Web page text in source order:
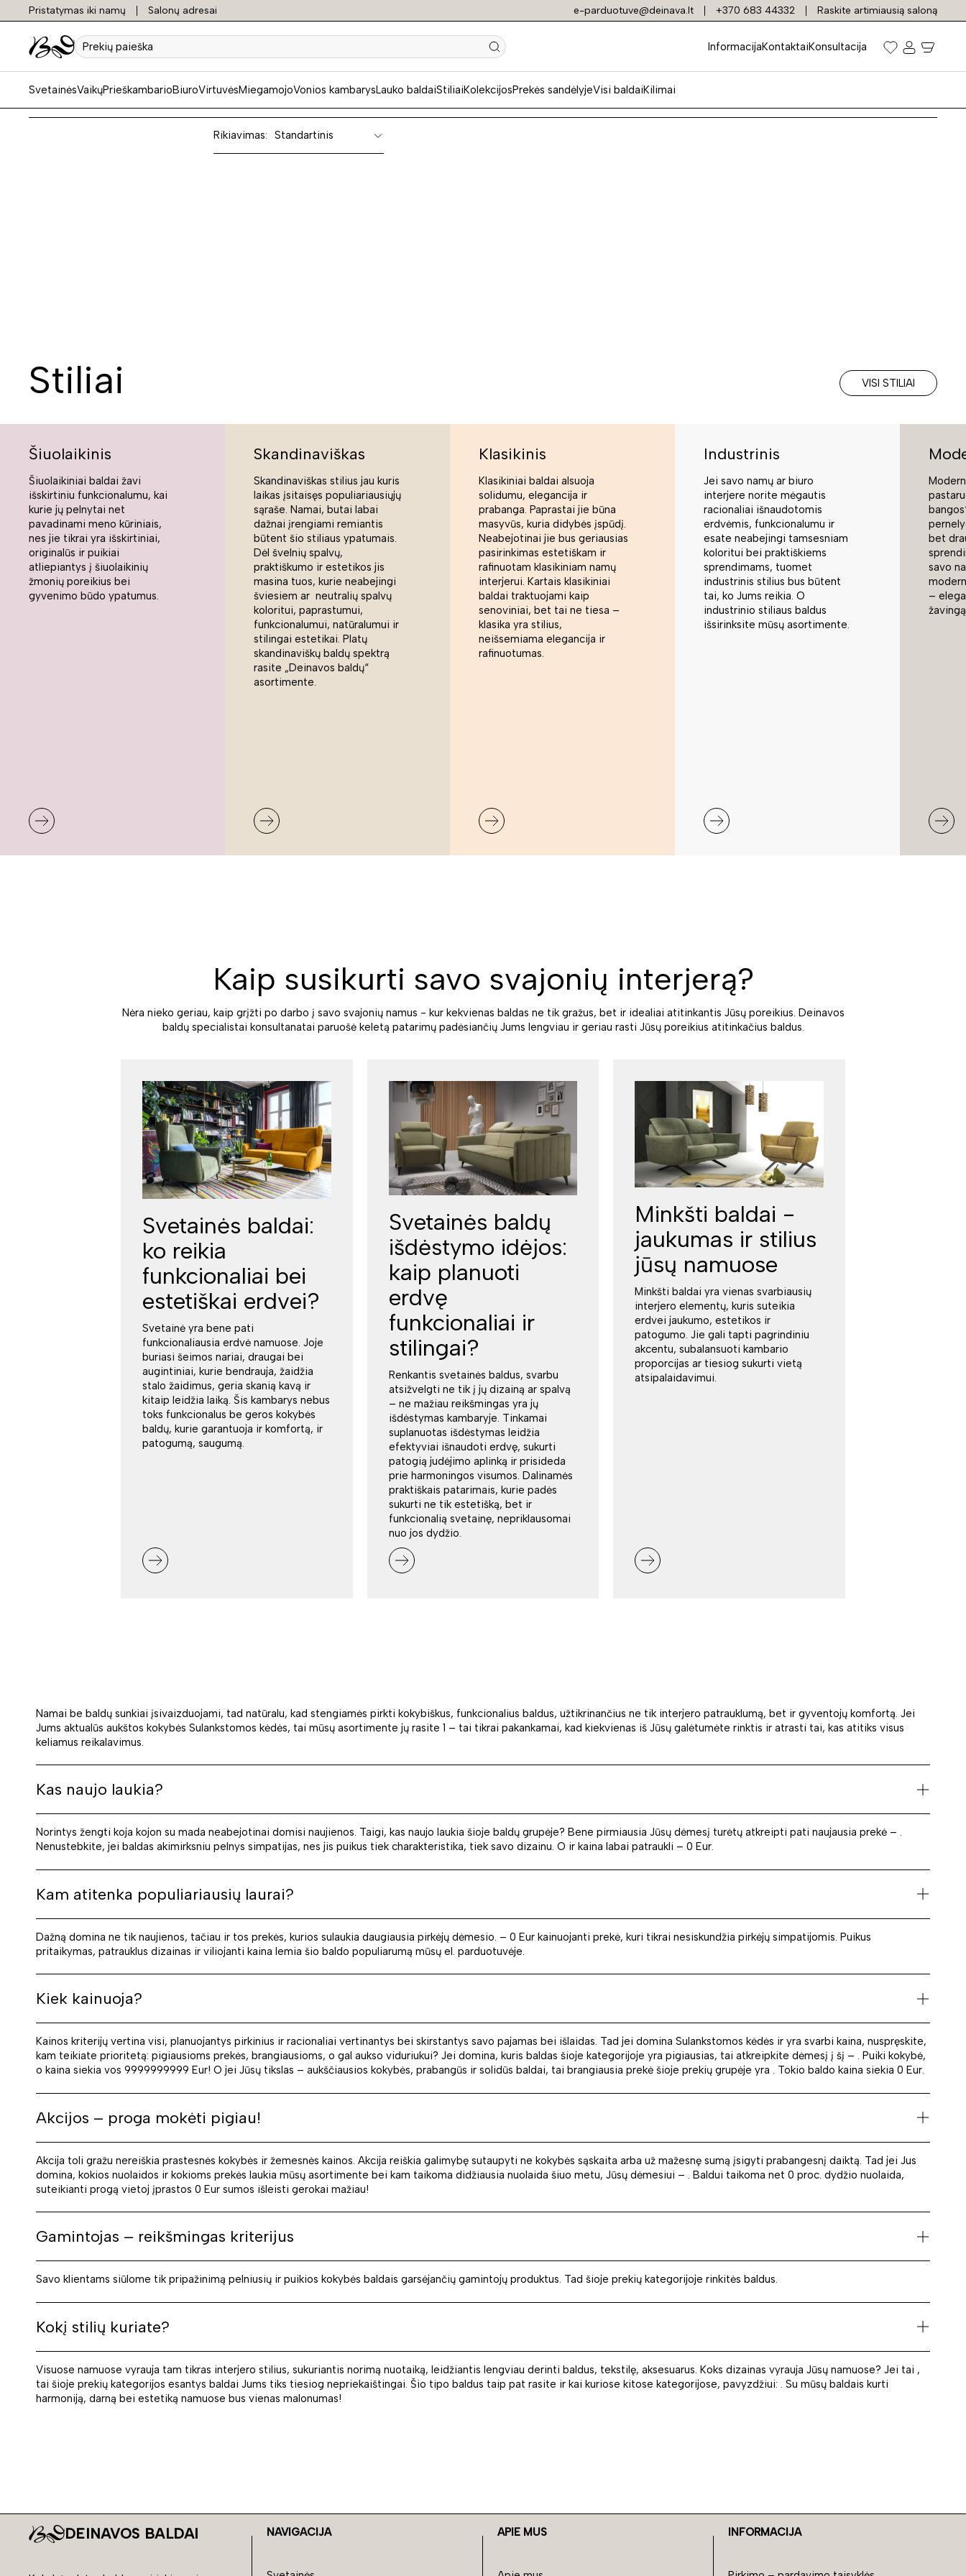
Pristatymas iki namų Salonų adresai e-parduotuve@deinava.lt +370 683 44332 Raskite artimiausią saloną
Prekių
paieška
InformacijaKontaktaiKonsultacija
SvetainėsVaikųPrieškambarioBiuroVirtuvėsMiegamojoVonios kambarysLauko baldaiStiliaiKolekcijosPrekės sandėlyjeVisi baldaiKilimai
Sulankstomos kėdės
Rikiavimas: Standartinis
Stiliai VISI STILIAI
Šiuolaikinis
Šiuolaikiniai baldai žavi
išskirtiniu funkcionalumu, kai
kurie jų pelnytai net
pavadinami meno kūriniais,
nes jie tikrai yra išskirtiniai,
originalūs ir puikiai
atliepiantys į šiuolaikinių
žmonių poreikius bei
gyvenimo būdo ypatumus.
Skandinaviškas
Skandinaviškas stilius jau kuris
laikas įsitaisęs populiariausiųjų
sąraše. Namai, butai labai
dažnai įrengiami remiantis
būtent šio stiliaus ypatumais.
Dėl švelnių spalvų,
praktiškumo ir estetikos jis
masina tuos, kurie neabejingi
šviesiem ar neutralių spalvų
koloritui, paprastumui,
funkcionalumui, natūralumui ir
stilingai estetikai. Platų
skandinaviškų baldų spektrą
rasite „Deinavos baldų“
asortimente.
Klasikinis
Klasikiniai baldai alsuoja
solidumu, elegancija ir
prabanga. Paprastai jie būna
masyvūs, kuria didybės įspūdį.
Neabejotinai jie bus geriausias
pasirinkimas estetiškam ir
rafinuotam klasikiniam namų
interjerui. Kartais klasikiniai
baldai traktuojami kaip
senoviniai, bet tai ne tiesa –
klasika yra stilius,
neišsemiama elegancija ir
rafinuotumas.
Industrinis
Jei savo namų ar biuro
interjere norite mėgautis
racionaliai išnaudotomis
erdvėmis, funkcionalumu ir
esate neabejingi tamsesniam
koloritui bei praktiškiems
sprendimams, tuomet
industrinis stilius bus būtent
tai, ko Jums reikia. O
industrinio stiliaus baldus
išsirinksite mūsų asortimente.
bet
savo
–
Kaip susikurti savo svajonių interjerą?
Nėra nieko geriau, kaip grįžti po darbo į savo svajonių namus - kur kekvienas baldas ne tik gražus, bet ir idealiai atitinkantis Jūsų poreikius. Deinavos
baldų specialistai konsultanatai paruošė keletą patarimų padėsiančių Jums lengviau ir geriau rasti Jūsų poreikius atitinkačius baldus.
Svetainės baldai:
ko reikia
funkcionaliai bei
estetiškai erdvei?
Svetainė yra bene pati
funkcionaliausia erdvė namuose. Joje
buriasi šeimos nariai, draugai bei
augintiniai, kurie bendrauja, žaidžia
stalo žaidimus, geria skanią kavą ir
kitaip leidžia laiką. Šis kambarys nebus
toks funkcionalus be geros kokybės
baldų, kurie garantuoja ir komfortą, ir
patogumą, saugumą.
Svetainės baldų
išdėstymo idėjos:
kaip planuoti
erdvę
funkcionaliai ir
stilingai?
Renkantis svetainės baldus, svarbu
atsižvelgti ne tik į jų dizainą ar spalvą
– ne mažiau reikšmingas yra jų
išdėstymas kambaryje. Tinkamai
suplanuotas išdėstymas leidžia
efektyviai išnaudoti erdvę, sukurti
patogią judėjimo aplinką ir prisideda
prie harmoningos visumos. Dalinamės
praktiškais patarimais, kurie padės
sukurti ne tik estetišką, bet ir
funkcionalią svetainę, nepriklausomai
nuo jos dydžio.
Minkšti baldai -
jaukumas ir stilius
jūsų namuose
Minkšti baldai yra vienas svarbiausių
interjero elementų, kuris suteikia
erdvei jaukumo, estetikos ir
patogumo. Jie gali tapti pagrindiniu
akcentu, subalansuoti kambario
proporcijas ar tiesiog sukurti vietą
atsipalaidavimui.
Namai be baldų sunkiai įsivaizduojami, tad natūralu, kad stengiamės pirkti kokybiškus, funkcionalius baldus, užtikrinančius ne tik interjero patrauklumą, bet ir gyventojų komfortą. Jei
Jums aktualūs aukštos kokybės Sulankstomos kėdės, tai mūsų asortimente jų rasite 1 – tai tikrai pakankamai, kad kiekvienas iš Jūsų galėtumėte rinktis ir atrasti tai, kas atitiks visus
keliamus reikalavimus.
Kas naujo laukia?
Norintys žengti koja kojon su mada neabejotinai domisi naujienos. Taigi, kas naujo laukia šioje baldų grupėje? Bene pirmiausia Jūsų dėmesį turėtų atkreipti pati naujausia prekė – .
Nenustebkite, jei baldas akimirksniu pelnys simpatijas, nes jis puikus tiek charakteristika, tiek savo dizainu. O ir kaina labai patraukli – 0 Eur.
Kam atitenka populiariausių laurai?
Dažną domina ne tik naujienos, tačiau ir tos prekės, kurios sulaukia daugiausia pirkėjų dėmesio. – 0 Eur kainuojanti prekė, kuri tikrai nesiskundžia pirkėjų simpatijomis. Puikus
pritaikymas, patrauklus dizainas ir viliojanti kaina lemia šio baldo populiarumą mūsų el. parduotuvėje.
Kiek kainuoja?
Kainos kriterijų vertina visi, planuojantys pirkinius ir racionaliai vertinantys bei skirstantys savo pajamas bei išlaidas. Tad jei domina Sulankstomos kėdės ir yra svarbi kaina, nuspręskite,
kam teikiate prioritetą: pigiausioms prekės, brangiausioms, o gal aukso viduriukui? Jei domina, kuris baldas šioje kategorijoje yra pigiausias, tai atkreipkite dėmesį į šį – . Puiki kokybė,
o kaina siekia vos 9999999999 Eur! O jei Jūsų tikslas – aukščiausios kokybės, prabangūs ir solidūs baldai, tai brangiausia prekė šioje prekių grupėje yra . Tokio baldo kaina siekia 0 Eur.
Akcijos – proga mokėti pigiau!
Akcija toli gražu nereiškia prastesnės kokybės ir žemesnės kainos. Akcija reiškia galimybę sutaupyti ne kokybės sąskaita arba už mažesnę sumą įsigyti prabangesnį daiktą. Tad jei Jus
domina, kokios nuolaidos ir kokioms prekės laukia mūsų asortimente bei kam taikoma didžiausia nuolaida šiuo metu, Jūsų dėmesiui – . Baldui taikoma net 0 proc. dydžio nuolaida,
suteikianti progą vietoj įprastos 0 Eur sumos išleisti gerokai mažiau!
Gamintojas – reikšmingas kriterijus
Savo klientams siūlome tik pripažinimą pelniusių ir puikios kokybės baldais garsėjančių gamintojų produktus. Tad šioje prekių kategorijoje rinkitės baldus.
Kokį stilių kuriate?
Visuose namuose vyrauja tam tikras interjero stilius, sukuriantis norimą nuotaiką, leidžiantis lengviau derinti baldus, tekstilę, aksesuarus. Koks dizainas vyrauja Jūsų namuose? Jei tai ,
tai šioje prekių kategorijos esantys baldai Jums tiks tiesiog nepriekaištingai. Šio tipo baldus taip pat rasite ir kai kuriose kitose kategorijose, pavyzdžiui: . Su mūsų baldais kurti
harmoniją, darną bei estetiką namuose bus vienas malonumas!
DEINAVOS BALDAI NAVIGACIJA APIE MUS INFORMACIJA